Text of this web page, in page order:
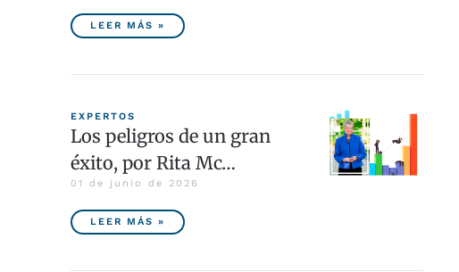
LEER MÁS »
EXPERTOS
Los peligros de un gran
éxito, por Rita Mc…
01 de junio de 2026
LEER MÁS »